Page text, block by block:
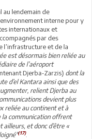
au lendemain de
interne pour y
internationaux et
par des
l’infrastructure et de la
est désormais bien reliée au
de l’aéroport
Djerba-Zarzis) dont la
d’el Kantara ainsi que des
relient Djerba au
devient plus
reliée au continent et à
la communication offrent
ailleurs, et donc d’être «
(17).